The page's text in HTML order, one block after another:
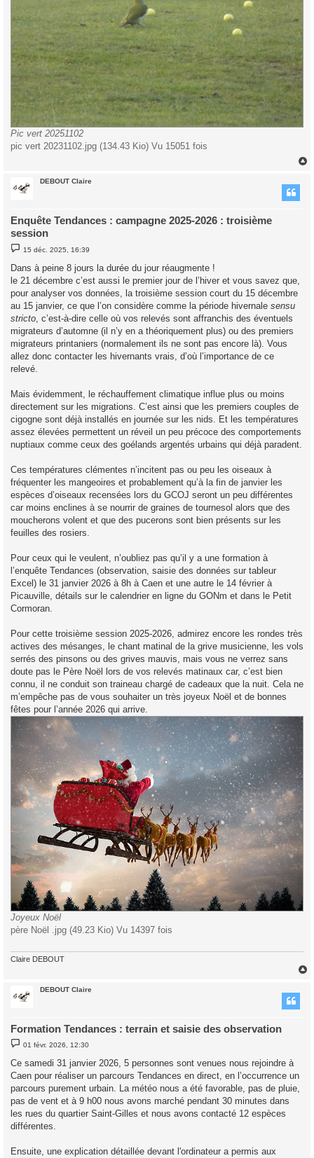
Pic vert 20251102
pic vert 20231102.jpg (134.43 Kio) Vu 15051 fois
DEBOUT Claire
Enquête Tendances : campagne 2025-2026 : troisième
session
M
e
s
a
e
15 déc. 2025, 16:39
Dans à peine 8 jours la durée du jour réaugmente !
le 21 décembre c’est aussi le premier jour de l’hiver et vous savez que,
pour analyser vos données, la troisième session court du 15 décembre
au 15 janvier, ce que l’on considère comme la période hivernale sensu
stricto , c’est-à-dire celle où vos relevés sont affranchis des éventuels
migrateurs d’automne (il n’y en a théoriquement plus) ou des premiers
migrateurs printaniers (normalement ils ne sont pas encore là). Vous
allez donc contacter les hivernants vrais, d’où l’importance de ce
relevé.
Mais évidemment, le réchauffement climatique influe plus ou moins
directement sur les migrations. C’est ainsi que les premiers couples de
cigogne sont déjà installés en journée sur les nids. Et les températures
assez élevées permettent un réveil un peu précoce des comportements
nuptiaux comme ceux des goélands argentés urbains qui déjà paradent.
Ces températures clémentes n’incitent pas ou peu les oiseaux à
fréquenter les mangeoires et probablement qu’à la fin de janvier les
espèces d’oiseaux recensées lors du GCOJ seront un peu différentes
car moins enclines à se nourrir de graines de tournesol alors que des
moucherons volent et que des pucerons sont bien présents sur les
feuilles des rosiers.
Pour ceux qui le veulent, n’oubliez pas qu’il y a une formation à
l’enquête Tendances (observation, saisie des données sur tableur
Excel) le 31 janvier 2026 à 8h à Caen et une autre le 14 février à
Picauville, détails sur le calendrier en ligne du GONm et dans le Petit
Cormoran.
Pour cette troisième session 2025-2026, admirez encore les rondes très
actives des mésanges, le chant matinal de la grive musicienne, les vols
serrés des pinsons ou des grives mauvis, mais vous ne verrez sans
doute pas le Père Noël lors de vos relevés matinaux car, c’est bien
connu, il ne conduit son traineau chargé de cadeaux que la nuit. Cela ne
m’empêche pas de vous souhaiter un très joyeux Noël et de bonnes
fêtes pour l’année 2026 qui arrive.
Joyeux Noël
père Noël .jpg (49.23 Kio) Vu 14397 fois
Claire DEBOUT
DEBOUT Claire
Formation Tendances : terrain et saisie des observation
M
e
s
a
e
01 févr. 2026, 12:30
Ce samedi 31 janvier 2026, 5 personnes sont venues nous rejoindre à
Caen pour réaliser un parcours Tendances en direct, en l’occurrence un
parcours purement urbain. La météo nous a été favorable, pas de pluie,
pas de vent et à 9 h00 nous avons marché pendant 30 minutes dans
les rues du quartier Saint-Gilles et nous avons contacté 12 espèces
différentes.
Ensuite, une explication détaillée devant l'ordinateur a permis aux